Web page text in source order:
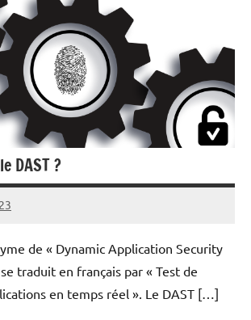
DAST ?
de « Dynamic Application Security
traduit en français par « Test de
en temps réel ». Le DAST […]